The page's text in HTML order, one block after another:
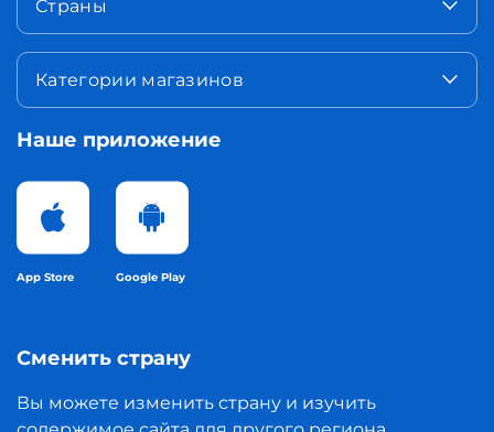
Страны
Категории магазинов
Наше приложение
App Store Google Play
Сменить страну
Вы можете изменить страну и изучить